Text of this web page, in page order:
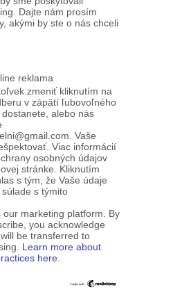
Dajte nám prosím
akými by ste o nás chceli
reklama
zmeniť kliknutím na
v zápätí ľubovoľného
alebo nás
Vaše
Viac informácií
osobných údajov
stránke. Kliknutím
s tým, že Vaše údaje
s týmito
marketing platform. By
you acknowledge
be transferred to
Learn more about
here.